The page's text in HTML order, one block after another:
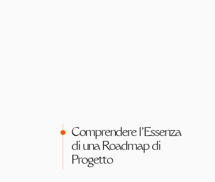
Comprendere l'Essenza
di una Roadmap di
Progetto